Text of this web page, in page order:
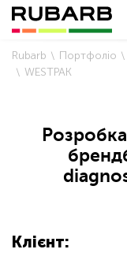
Rubarb Портфоліо
WESTPAK
Клієнт: